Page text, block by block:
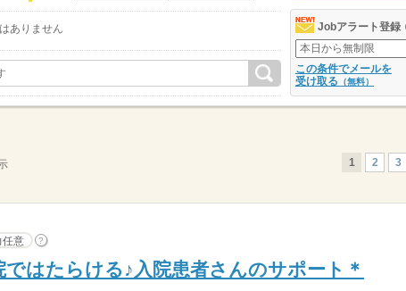
ありません Jobアラート登録
この条件でメールを
受け取る （無料）
1 2 3
任意 ?
はたらける♪入院患者さんのサポート＊